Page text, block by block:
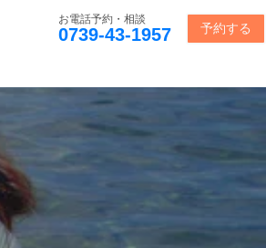
お電話予約・相談
0739-43-1957 予約する